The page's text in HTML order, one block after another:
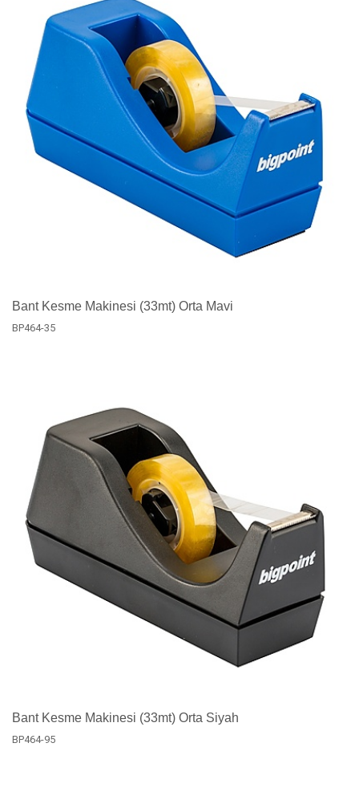
Bant Kesme Makinesi (33mt) Orta Mavi
BP464-35
Bant Kesme Makinesi (33mt) Orta Siyah
BP464-95